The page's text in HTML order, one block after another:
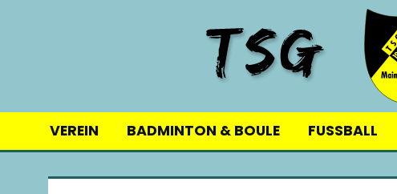
VEREIN BADMINTON & BOULE FUSSBALL